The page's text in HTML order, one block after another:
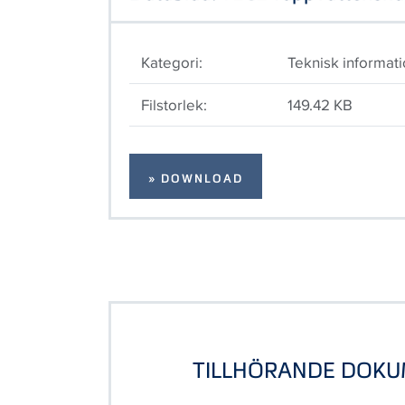
Kategori:
Teknisk
Filstorlek:
149.42 KB
» DOWNLOAD
TILLHÖRANDE